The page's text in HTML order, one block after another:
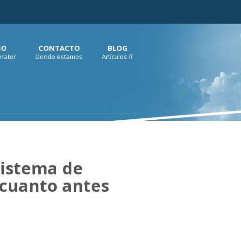
CONTACTO
Donde estamos
BLOG
Artículos IT
de
antes